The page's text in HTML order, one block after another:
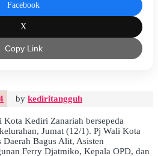
Facebook
X
Copy Link
by kediritangguh
Kota Kediri Zanariah bersepeda
Jumat (12/1). Pj Wali Kota
Bagus Alit, Asisten
Ferry Djatmiko, Kepala OPD, dan